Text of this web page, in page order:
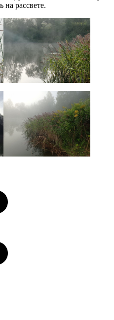
рассвете.